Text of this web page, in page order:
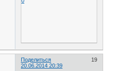
Поделиться
19
20.06.2014 20:39